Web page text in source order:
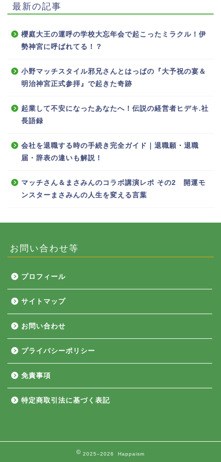
最新の記事
櫻庭大王の運呼の学校大忘年会で起こったミラクル！伊
勢神宮に呼ばれてる！？
小野マッチスタイル邪兄さんとはっぱの『大予祝の宴＆
明治神宮正式参拝』で起きた奇跡
起業して不安になったあなたへ！伝説の経営者ヒデキ.社
長語録
会社を退職する時の手続き完全ガイド｜退職願・退職
届・辞表の違いも解説！
マッチさん＆まさみんのコラボ講演レポ その2 開運モ
ンスターまさみんの人生を変える言葉
お問い合わせ等
プロフィール
サイトマップ
お問い合わせ
プライバシーポリシー
免責事項
特定商取引法に基づく表記
2025–2026 Happaism